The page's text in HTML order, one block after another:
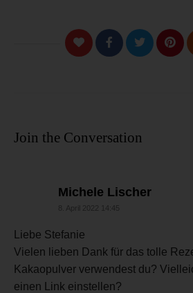
Join the Conversation
Michele Lischersagt:
8. April 2022 14:45
Liebe Stefanie
Vielen lieben Dank für das tolle
Kakaopulver verwendest du?
einen Link einstellen?